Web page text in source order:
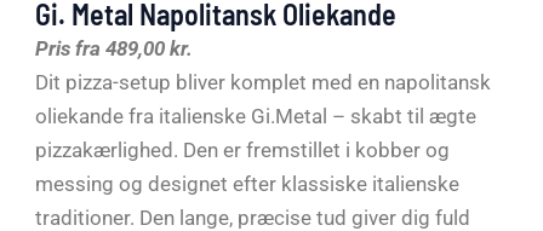
Gi. Metal Napolitansk Oliekande
Pris fra489,00 kr.
Dit pizza-setup bliver komplet med en napolitansk
oliekande fra italienske Gi.Metal – skabt til ægte
pizzakærlighed. Den er fremstillet i kobber og
messing og designet efter klassiske italienske
traditioner. Den lange, præcise tud giver dig fuld